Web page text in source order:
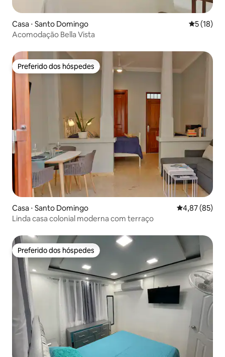
Casa ⋅ Santo Domingo 5 de uma
5 (18)
Acomodação Bella Vista
Preferido dos hóspedes
Preferido dos hóspedes
Casa ⋅ Santo Domingo 4,87 de uma
4,87 (85)
Linda casa colonial moderna com terraço
Preferido dos hóspedes
Preferido dos hóspedes